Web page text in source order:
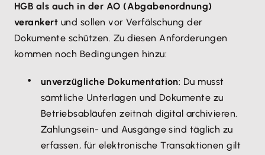
HGB als auch in der AO (Abgabenordnung)
verankert und sollen vor Verfälschung der
Dokumente schützen. Zu diesen Anforderungen
kommen noch Bedingungen hinzu:
unverzügliche Dokumentation: Du musst
sämtliche Unterlagen und Dokumente zu
Betriebsabläufen zeitnah digital archivieren.
Zahlungsein- und Ausgänge sind täglich zu
erfassen, für elektronische Transaktionen gilt